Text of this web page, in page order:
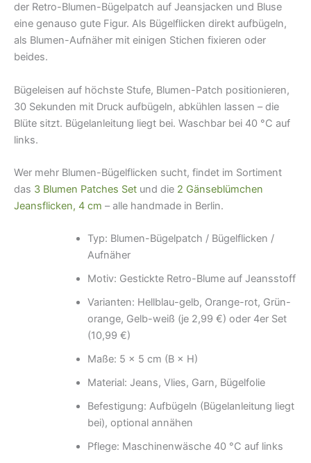
der Retro-Blumen-Bügelpatch auf Jeansjacken und Bluse
eine genauso gute Figur. Als Bügelflicken direkt aufbügeln,
als Blumen-Aufnäher mit einigen Stichen fixieren oder
beides.
Bügeleisen auf höchste Stufe, Blumen-Patch positionieren,
30 Sekunden mit Druck aufbügeln, abkühlen lassen – die
Blüte sitzt. Bügelanleitung liegt bei. Waschbar bei 40 °C auf
links.
Wer mehr Blumen-Bügelflicken sucht, findet im Sortiment
das 3 Blumen Patches Set und die 2 Gänseblümchen
Jeansflicken, 4 cm – alle handmade in Berlin.
Typ: Blumen-Bügelpatch / Bügelflicken /
Aufnäher
Motiv: Gestickte Retro-Blume auf Jeansstoff
Varianten: Hellblau-gelb, Orange-rot, Grün-
orange, Gelb-weiß (je 2,99 €) oder 4er Set
(10,99 €)
Maße: 5 × 5 cm (B × H)
Material: Jeans, Vlies, Garn, Bügelfolie
Befestigung: Aufbügeln (Bügelanleitung liegt
bei), optional annähen
Pflege: Maschinenwäsche 40 °C auf links